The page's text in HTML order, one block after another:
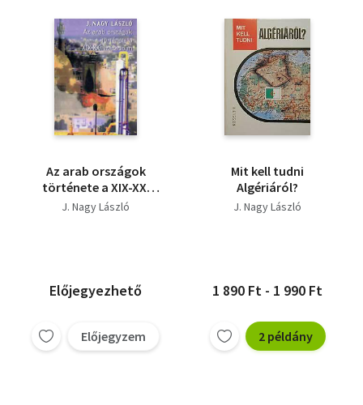
Az arab országok
története a XIX-XX.
században
J. Nagy László
Előjegyezhető
Előjegyzem
Mit kell tudni
Algériáról?
J. Nagy László
1 890 Ft - 1 990 Ft
2 példány